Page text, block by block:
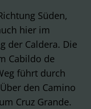
Süden,
hier im
der Caldera. Die
Cabildo de
führt durch
den Camino
Cruz Grande.